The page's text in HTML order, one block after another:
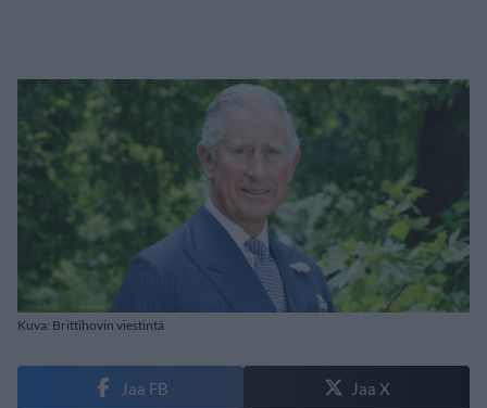
Kuva: Brittihovin viestintä
Jaa FB Jaa X